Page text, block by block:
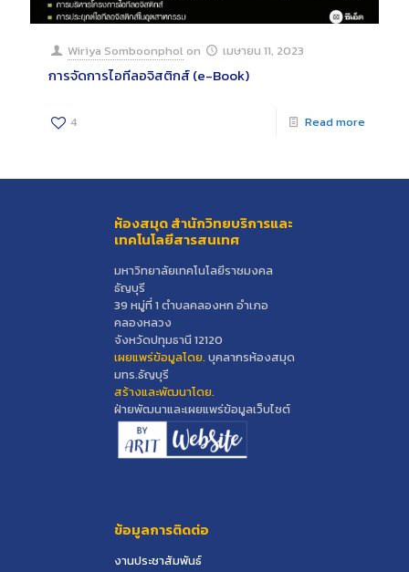
Wiriya Somboonphol on เมษายน 11, 2023
การจัดการไอทีลอจิสติกส์ (e-Book)
4 Read more
ห้องสมุด สำนักวิทยบริการและ
เทคโนโลยีสารสนเทศ
มหาวิทยาลัยเทคโนโลยีราชมงคล
ธัญบุรี
39 หมู่ที่ 1 ตำบลคลองหก อำเภอ
คลองหลวง
จังหวัดปทุมธานี 12120
เผยแพร่ข้อมูลโดย.บุคลากรห้องสมุด
มทร.ธัญบุรี
สร้างและพัฒนาโดย.
ฝ่ายพัฒนาและเผยแพร่ข้อมูลเว็บไซต์
ข้อมูลการติดต่อ
งานประชาสัมพันธ์